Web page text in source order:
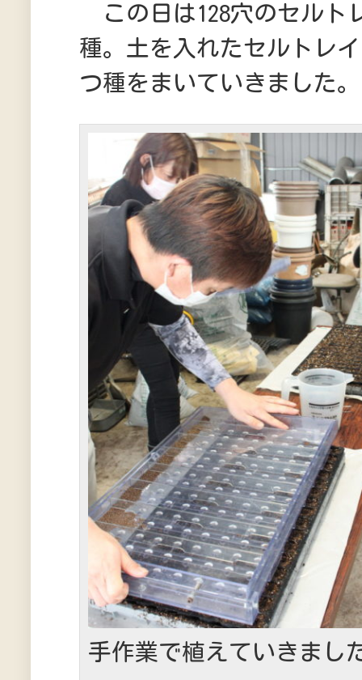
この日は128穴のセルト
種。土を入れたセルトレ
つ種をまいていきました。
手作業で植えていきまし